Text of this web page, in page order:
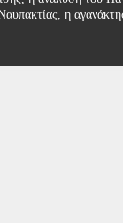
η